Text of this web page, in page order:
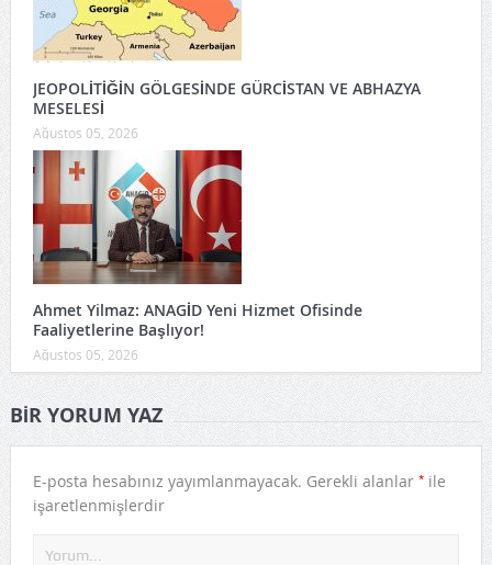
JEOPOLİTİĞİN GÖLGESİNDE GÜRCİSTAN VE ABHAZYA
MESELESİ
Ağustos 05, 2026
Ahmet Yilmaz: ANAGİD Yeni Hizmet Ofisinde
Faaliyetlerine Başlıyor!
Ağustos 05, 2026
BIR YORUM YAZ
E-posta hesabınız yayımlanmayacak. Gerekli alanlar *ile
işaretlenmişlerdir